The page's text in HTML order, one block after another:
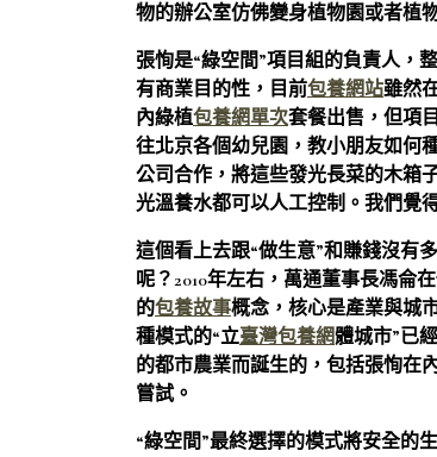
物的辦公室仿佛變身植物園或者植
張恂是“綠空間”項目組的負責人，
有商業目的性，目前包養網站雖然
內綠植包養網單次套餐出售，但項
往北京各個幼兒園，教小朋友如何
公司合作，將這些發光長菜的木箱
光溫養水都可以人工控制。我們覺
這個看上去跟“做生意”和賺錢沒有
呢？2010年左右，萬通董事長馮侖
的包養故事概念，核心是產業與城
種模式的“立臺灣包養網體城市”已
的都市農業而誕生的，包括張恂在
嘗試。
“綠空間”最終選擇的模式將安全的